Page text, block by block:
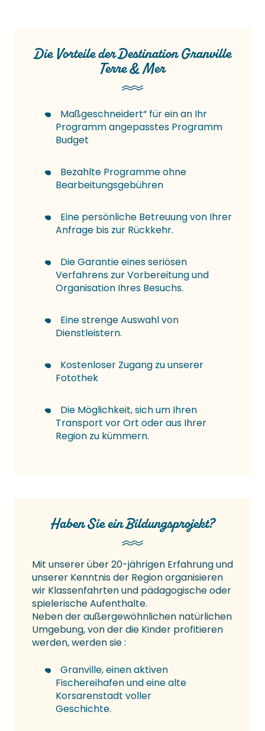
Die Vorteile der Destination Granville
Terre & Mer
Maßgeschneidert“ für ein an Ihr
Programm angepasstes Programm
Budget
Bezahlte Programme ohne
Bearbeitungsgebühren
Eine persönliche Betreuung von Ihrer
Anfrage bis zur Rückkehr.
Die Garantie eines seriösen
Verfahrens zur Vorbereitung und
Organisation Ihres Besuchs.
Eine strenge Auswahl von
Dienstleistern.
Kostenloser Zugang zu unserer
Fotothek
Die Möglichkeit, sich um Ihren
Transport vor Ort oder aus Ihrer
Region zu kümmern.
Haben Sie ein Bildungsprojekt?
Mit unserer über 20-jährigen Erfahrung und
unserer Kenntnis der Region organisieren
wir Klassenfahrten und pädagogische oder
spielerische Aufenthalte.
Neben der außergewöhnlichen natürlichen
Umgebung, von der die Kinder profitieren
werden, werden sie :
Granville, einen aktiven
Fischereihafen und eine alte
Korsarenstadt voller
Geschichte.